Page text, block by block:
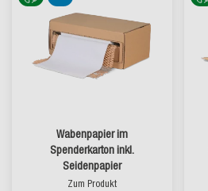
Wabenpapier im
Spenderkarton inkl.
Seidenpapier
Zum Produkt